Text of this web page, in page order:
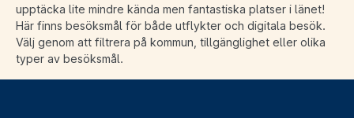
upptäcka lite mindre kända men fantastiska platser i länet!
Här finns besöksmål för både utflykter och digitala besök.
Välj genom att filtrera på kommun, tillgänglighet eller olika
typer av besöksmål.